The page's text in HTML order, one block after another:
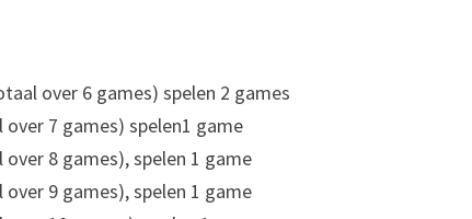
over 6 games) spelen 2 games
7 games) spelen1 game
8 games), spelen 1 game
9 games), spelen 1 game